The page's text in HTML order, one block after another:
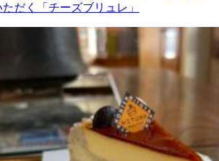
だく「チーズブリュレ」